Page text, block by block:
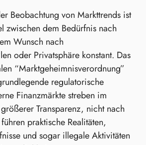
Beobachtung von Markttrends ist
zwischen dem Bedürfnis nach
Wunsch nach
oder Privatsphäre konstant. Das
“Marktgeheimnisverordnung”
regulatorische
Finanzmärkte streben im
Transparenz, nicht nach
praktische Realitäten,
und sogar illegale Aktivitäten